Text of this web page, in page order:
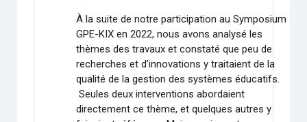
À la suite de notre participation au Symposium
GPE-KIX en 2022, nous avons analysé les
thèmes des travaux et constaté que peu de
recherches et d’innovations y traitaient de la
qualité de la gestion des systèmes éducatifs.
Seules deux interventions abordaient
directement ce thème, et quelques autres y